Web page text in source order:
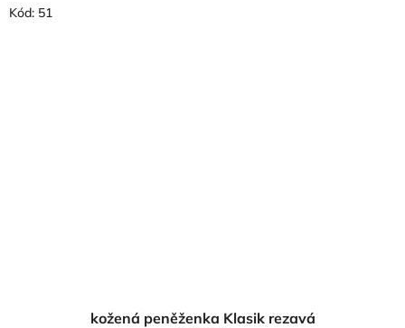
kožená peněženka Klasik rezavá
Kód: 51